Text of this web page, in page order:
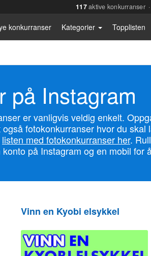
117aktive konkurranser
konkurranser Kategorier Topplisten
på Instagram
er vanligvis veldig enkelt.
fotokonkurranser hvor du
listen med fotokonkurranser her.
på Instagram og en mobil for
Vinn en Kyobi elsykkel